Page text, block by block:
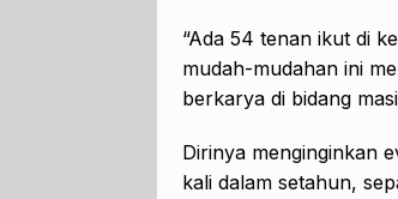
“Ada 54 tenan ikut di
mudah-mudahan ini
berkarya di bidang
Dirinya menginginkan
kali dalam setahun,